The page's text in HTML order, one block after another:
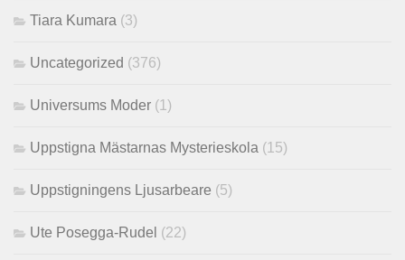
Tiara Kumara (3)
Uncategorized (376)
Universums Moder (1)
Uppstigna Mästarnas Mysterieskola (15)
Uppstigningens Ljusarbeare (5)
Ute Posegga-Rudel (22)